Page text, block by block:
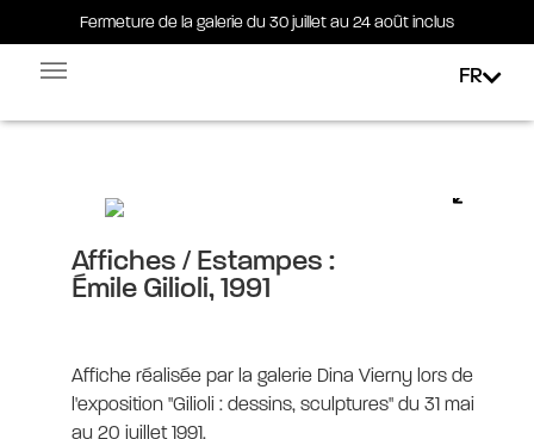
Fermeture de la galerie du 30 juillet au 24 août inclus
Fermeture de la galerie du 30 juillet au 24 août inclus
FR
Affiches / Estampes :
Émile Gilioli, 1991
Affiche réalisée par la galerie Dina Vierny lors de
l'exposition "Gilioli : dessins, sculptures" du 31 mai
au 20 juillet 1991.